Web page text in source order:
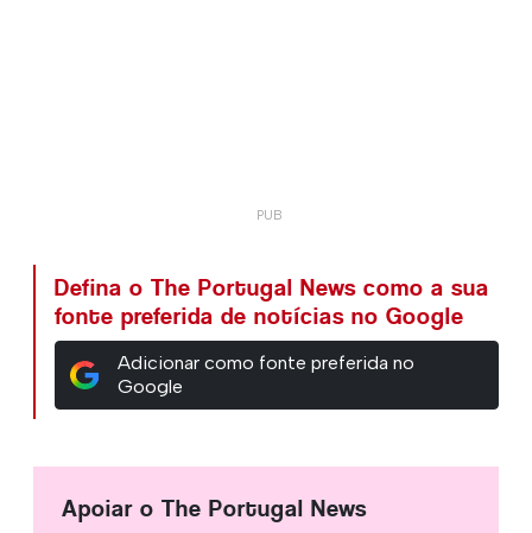
Defina o The Portugal News como a sua
fonte preferida de notícias no Google
Adicionar como fonte preferida no
Google
Apoiar o The Portugal News